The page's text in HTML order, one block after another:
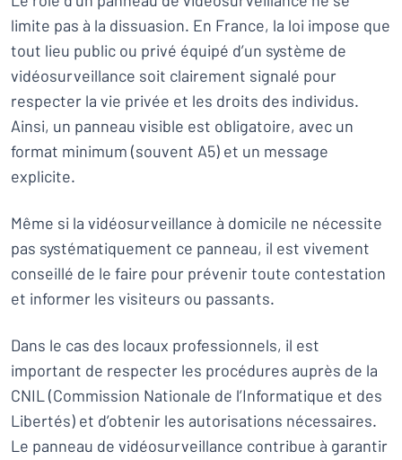
limite pas à la dissuasion. En France, la loi impose que
tout lieu public ou privé équipé d’un système de
vidéosurveillance soit clairement signalé pour
respecter la vie privée et les droits des individus.
Ainsi, un panneau visible est obligatoire, avec un
format minimum (souvent A5) et un message
explicite.
Même si la vidéosurveillance à domicile ne nécessite
pas systématiquement ce panneau, il est vivement
conseillé de le faire pour prévenir toute contestation
et informer les visiteurs ou passants.
Dans le cas des locaux professionnels, il est
important de respecter les procédures auprès de la
CNIL (Commission Nationale de l’Informatique et des
Libertés) et d’obtenir les autorisations nécessaires.
Le panneau de vidéosurveillance contribue à garantir